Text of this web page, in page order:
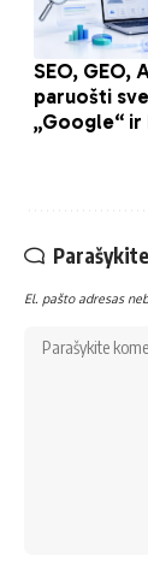
El. pašto adresas